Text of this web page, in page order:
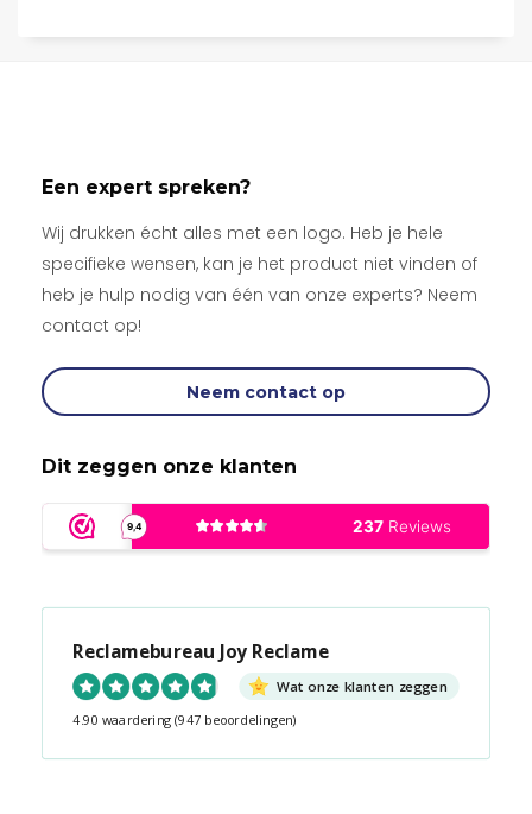
Een expert spreken?
Wij drukken écht alles met een logo. Heb je hele
specifieke wensen, kan je het product niet vinden of
heb je hulp nodig van één van onze experts? Neem
contact op!
Neem contact op
Dit zeggen onze klanten
Reclamebureau Joy Reclame
Wat onze klanten zeggen
4.90 waardering (947 beoordelingen)